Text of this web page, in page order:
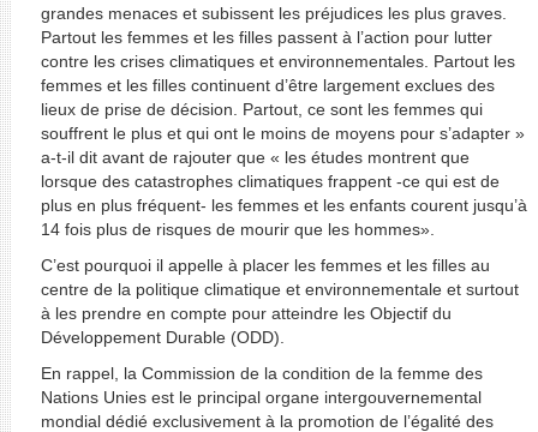
grandes menaces et subissent les préjudices les plus graves.
Partout les femmes et les filles passent à l’action pour lutter
contre les crises climatiques et environnementales. Partout les
femmes et les filles continuent d’être largement exclues des
lieux de prise de décision. Partout, ce sont les femmes qui
souffrent le plus et qui ont le moins de moyens pour s’adapter »
a-t-il dit avant de rajouter que « les études montrent que
lorsque des catastrophes climatiques frappent -ce qui est de
plus en plus fréquent- les femmes et les enfants courent jusqu’à
14 fois plus de risques de mourir que les hommes».
C’est pourquoi il appelle à placer les femmes et les filles au
centre de la politique climatique et environnementale et surtout
à les prendre en compte pour atteindre les Objectif du
Développement Durable (ODD).
En rappel, la Commission de la condition de la femme des
Nations Unies est le principal organe intergouvernemental
mondial dédié exclusivement à la promotion de l’égalité des